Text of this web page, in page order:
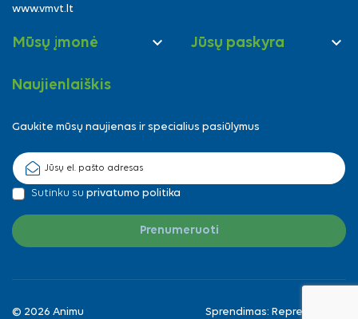
www.vmvt.lt
Mūsų įmonė  Jūsų paskyra 
Naujienlaiškis
Gaukite mūsų naujienas ir specialius pasiūlymus
Sutinku su privatumo politika
© 2026 Animu Sprendimas: Reprezentuok